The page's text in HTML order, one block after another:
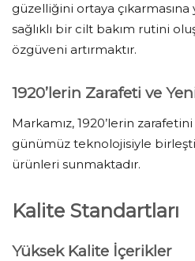
güzelliğini ortaya çıkarmasına
sağlıklı bir cilt bakım rutini
özgüveni artırmaktır.
1920’lerin Zarafeti ve
Markamız, 1920’lerin
günümüz teknolojisiyle
ürünleri sunmaktadır.
Kalite Standartları
Yüksek Kalite İçerikler